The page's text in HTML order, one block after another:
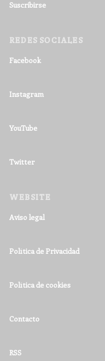
Suscribirse
REDES SOCIALES
Facebook
Instagram
YouTube
Twitter
WEBSITE
Aviso legal
Política de Privacidad
Política de cookies
Contacto
RSS